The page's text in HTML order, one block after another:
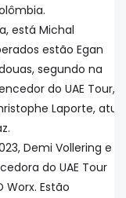
está Michal
estão Egan
segundo na
do UAE Tour,
Laporte, atual
Demi Vollering e a
do UAE Tour
Worx. Estão